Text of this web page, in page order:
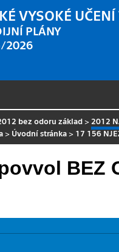
VYSOKÉ
PLÁNY
2026
bez odoru základ> 2012
> Úvodní stránka > 17 156
BEZ